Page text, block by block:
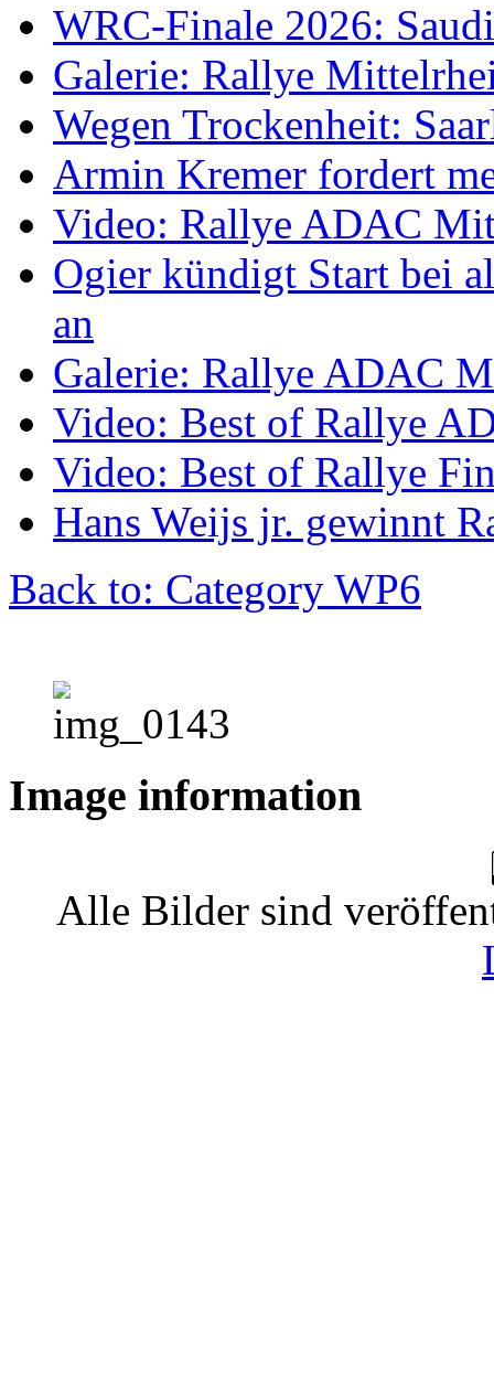
WRC-Finale 2026:
Galerie: Rallye
Wegen Trockenheit:
Armin Kremer fordert
Video: Rallye ADAC
Ogier kündigt Start bei
an
Galerie: Rallye ADAC
Video: Best of Rallye
Video: Best of Rallye
Hans Weijs jr. gewinnt
Back to: Category WP6
Image information
Alle Bilder sind